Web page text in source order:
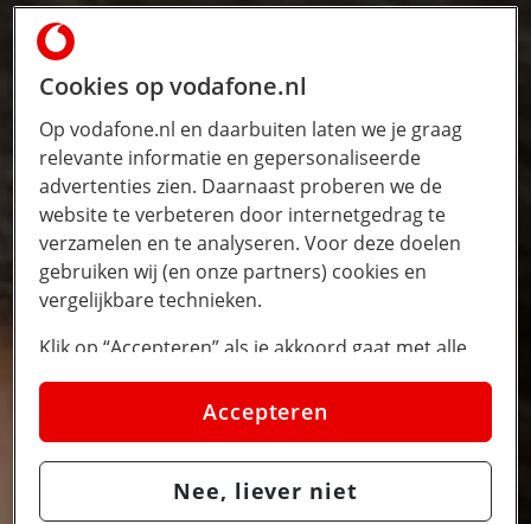
Cookies op vodafone.nl
Op vodafone.nl en daarbuiten laten we je graag
relevante informatie en gepersonaliseerde
advertenties zien. Daarnaast proberen we de
website te verbeteren door internetgedrag te
verzamelen en te analyseren. Voor deze doelen
gebruiken wij (en onze partners) cookies en
vergelijkbare technieken.
Klik op “Accepteren” als je akkoord gaat met alle
cookies. Kies je voor “Nee, liever niet”, dan
plaatsen we alleen strikt noodzakelijke cookies om
de website goed te laten werken. Dat betekent dat
we geen vormen van personalisatie toepassen.
Via cookie instellingen kan je zelf bepalen welke
Accepteren
Nee, liever niet